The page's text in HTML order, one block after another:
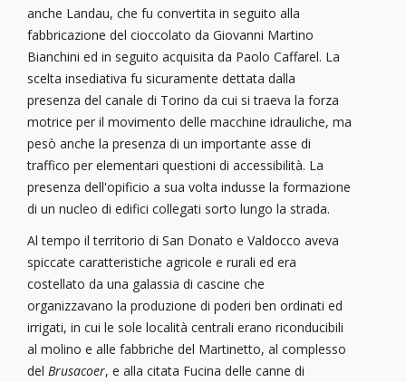
anche Landau, che fu convertita in seguito alla
fabbricazione del cioccolato da Giovanni Martino
Bianchini ed in seguito acquisita da Paolo Caffarel. La
scelta insediativa fu sicuramente dettata dalla
presenza del canale di Torino da cui si traeva la forza
motrice per il movimento delle macchine idrauliche, ma
pesò anche la presenza di un importante asse di
traffico per elementari questioni di accessibilità. La
presenza dell'opificio a sua volta indusse la formazione
di un nucleo di edifici collegati sorto lungo la strada.
Al tempo il territorio di San Donato e Valdocco aveva
spiccate caratteristiche agricole e rurali ed era
costellato da una galassia di cascine che
organizzavano la produzione di poderi ben ordinati ed
irrigati, in cui le sole località centrali erano riconducibili
al molino e alle fabbriche del Martinetto, al complesso
del Brusacoer, e alla citata Fucina delle canne di